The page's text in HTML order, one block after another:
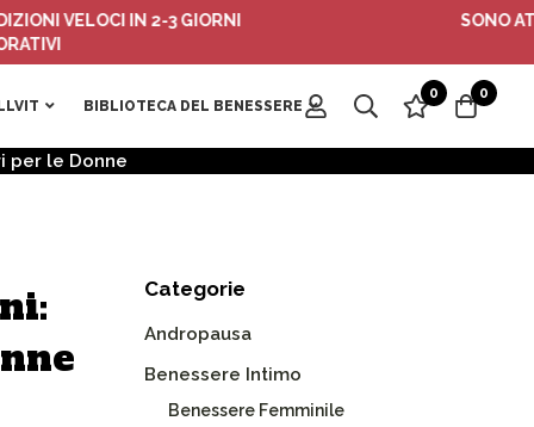
VELOCI IN 2-3 GIORNI
SONO ATTIVI I
BIBLIOTECA DEL BENESSERE
0 0
per le Donne
Categorie
Andropausa
Benessere Intimo
Benessere Femminile